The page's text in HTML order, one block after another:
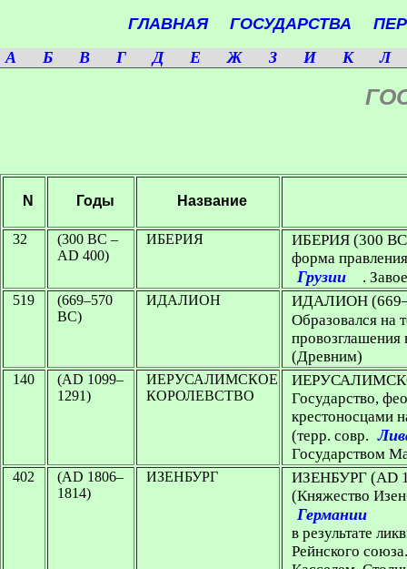
ГЛАВНАЯ ГОСУДАРСТВА
A
Б В Г Д Е Ж З И К Л
N Годы Название
32
(300 BC –
AD 400)
ИБЕРИЯ ИБЕРИЯ (300
форма
Грузии .
519
(669–570
BC)
ИДАЛИОН ИДАЛИОН
Образовался на
провозглашения
(Древним)
140
(AD 1099–
1291)
ИЕРУСАЛИМСКОЕ
КОРОЛЕВСТВО
Государство,
крестоносцами
(терр. совр.
Государством
402
(AD 1806–
1814)
ИЗЕНБУРГ ИЗЕНБУРГ (AD
(Княжество
Германии
в результате
Рейнского